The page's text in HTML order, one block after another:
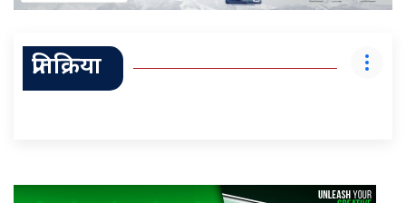
प्रतिक्रिया